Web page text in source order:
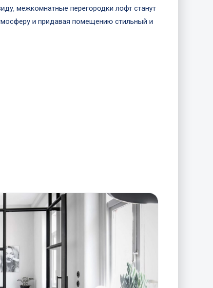
межкомнатные перегородки лофт станут
и придавая помещению стильный и